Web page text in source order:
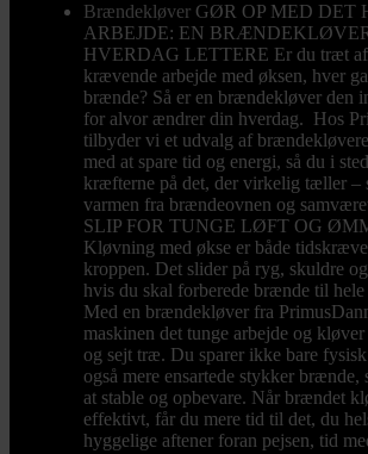
Brændekløver GØR OP MED DET
ARBEJDE: EN
HVERDAG LETTERE Er du træt af
krævende arbejde med øksen, hver
brænde? Så er en brændekløver den
for alvor ændrer din hverdag. Hos
tilbyder vi et udvalg af
med at spare tid og energi, så du i
kræfterne på det, der virkelig tæller –
varmen fra brændeovnen og
SLIP FOR TUNGE LØFT OG
Kløvning med økse er både
kroppen. Det slider på ryg, skuldre
hvis du skal forberede brænde til
Med en brændekløver fra
maskinen det tunge arbejde og
og sejt træ. Du sparer ikke bare
også mere ensartede stykker brænde,
at stable og opbevare. Når brændet
effektivt, får du mere tid til det, du
hyggelige aftener foran pejsen, tid